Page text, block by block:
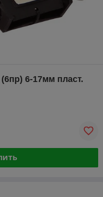
6-17мм пласт.